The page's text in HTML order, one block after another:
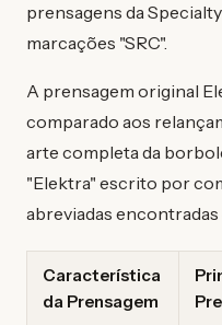
prensagens da
marcações "SRC".
A prensagem original
comparado aos
arte completa da
"Elektra" escrito por
abreviadas
Característica
da Prensagem